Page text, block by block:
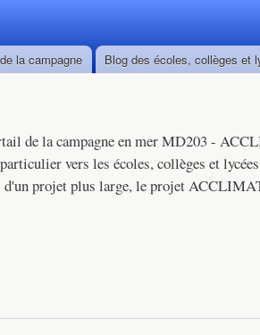
la campagne Blog des écoles, collèges et
de la campagne en mer MD203 -
vers les écoles, collèges et
d'un projet plus large, le projet